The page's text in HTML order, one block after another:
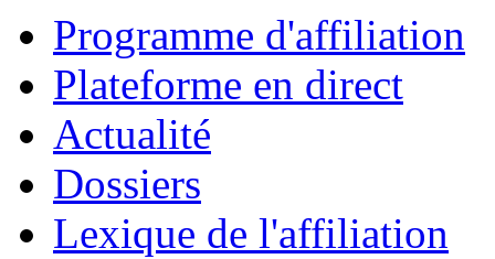
Programme d'affiliation
Plateforme en direct
Actualité
Dossiers
Lexique de l'affiliation